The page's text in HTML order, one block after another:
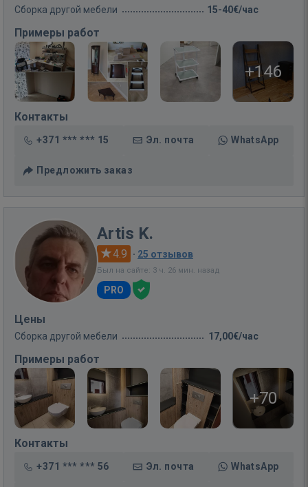
Сборка другой мебели 15-40€/час
Примеры работ
+146
Контакты
+371 *** *** 15 Эл. почта WhatsApp
Предложить заказ
Artis K.
4.9 · 25 отзывов
Был на сайте: 3 ч. 26 мин. назад
PRO
Цены
Сборка другой мебели 17,00€/час
Примеры работ
+70
Контакты
+371 *** *** 56 Эл. почта WhatsApp